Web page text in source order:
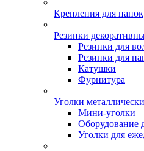
Крепления для папок
Резинки
Резинки для
Резинки для
Катушки
Фурнитура
Уголки
Мини-уголки
Оборудование
Уголки для